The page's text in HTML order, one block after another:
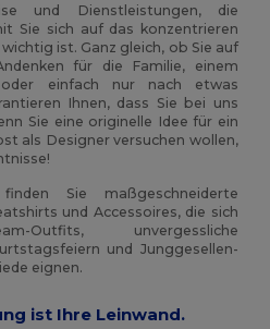
und Dienstleistungen, die
Sie sich auf das konzentrieren
ist. Ganz gleich, ob Sie auf
für die Familie, einem
oder einfach nur nach etwas
Ihnen, dass Sie bei uns
Sie eine originelle Idee für ein
als Designer versuchen wollen,
Sie maßgeschneiderte
und Accessoires, die sich
unvergessliche
und Junggesellen-
eignen.
ist Ihre Leinwand.